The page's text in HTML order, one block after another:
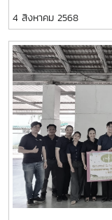
วิริยะสกุล ผู้อำนวยก
กองกฎหมาย และกอ
รวมทั้งสิ้น 13 คน ใน
รองศาสตราจารย์จั
มหาวิทยาลัยแม่โจ้ ก
เสริมศักดิ์ ไชยทา นิติ
หัวหน้าฝ่ายกฎหมาย
คน ได้นำเสนอภาพรว
มหาวิทยาลัยแม่โจ้ แล
รู้ประสบการณ์การท
พันธกิจของหน่วยงา
คดีและสิทธิประโยชน์
4 สิงหาคม 2568